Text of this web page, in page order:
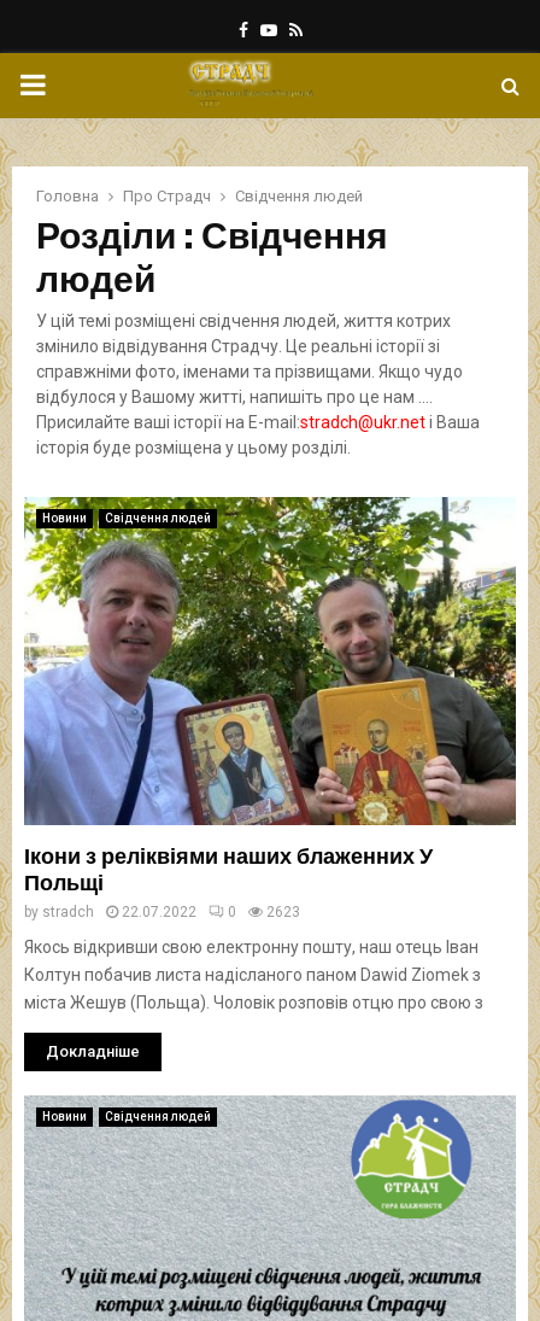
Facebook
Youtube
Rss
PRIMARY
MENU
Головна Про Страдч Свідчення людей
Розділи : Свідчення
людей
У цій темі розміщені свідчення людей, життя котрих
змінило відвідування Страдчу. Це реальні історії зі
справжніми фото, іменами та прізвищами. Якщо чудо
відбулося у Вашому житті, напишіть про це нам ….
Присилайте ваші історії на E-mail:stradch@ukr.netі Ваша
історія буде розміщена у цьому розділі.
Новини Свідчення людей
Ікони з реліквіями наших блаженних У
Польщі
by stradch 22.07.2022 0 2623
Якось відкривши свою електронну пошту, наш отець Іван
Колтун побачив листа надісланого паном Dawid Ziomek з
міста Жешув (Польща). Чоловік розповів отцю про свою з
Докладніше
Новини Свідчення людей